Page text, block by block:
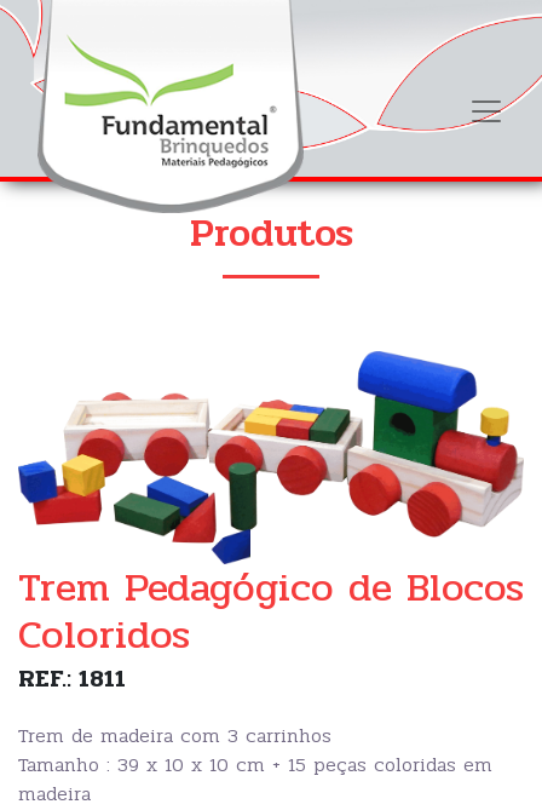
Produtos
Trem Pedagógico de Blocos
Coloridos
REF.: 1811
Trem de madeira com 3 carrinhos
Tamanho : 39 x 10 x 10 cm + 15 peças coloridas em
madeira